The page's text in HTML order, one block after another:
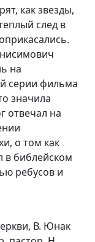
как звезды,
след в
на
серии фильма
значила
отвечал на
о том как
в библейском
ребусов и
В. Юнак